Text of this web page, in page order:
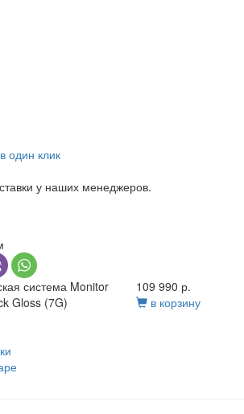
один клик
у наших менеджеров.
система Monitor
Gloss (7G)
109 990 р.
в корзину